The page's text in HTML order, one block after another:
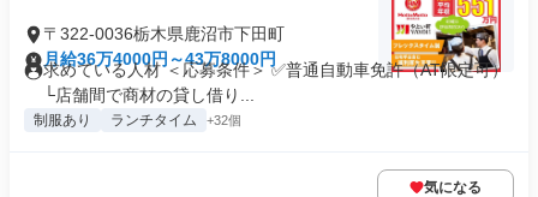
〒322-0036栃木県鹿沼市下田町
月給36万4000円～43万8000円
求めている人材 ＜応募条件＞ ✅普通自動車免許（AT限定可）
└店舗間で商材の貸し借り...
制服あり ランチタイム +32個
気になる